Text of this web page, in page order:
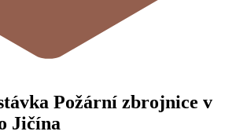
Požární zbrojnice v
Jičína